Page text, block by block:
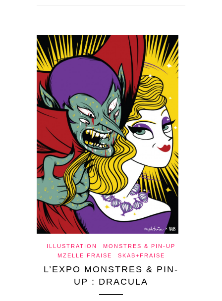
ILLUSTRATION
MONSTRES & PIN-UP
MZELLE FRAISE
SKAB+FRAISE
L’EXPO MONSTRES & PIN-
UP : DRACULA